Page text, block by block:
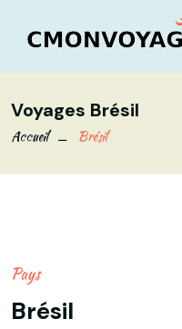
Voyages Brésil
Accueil Brésil
Pays
Brésil